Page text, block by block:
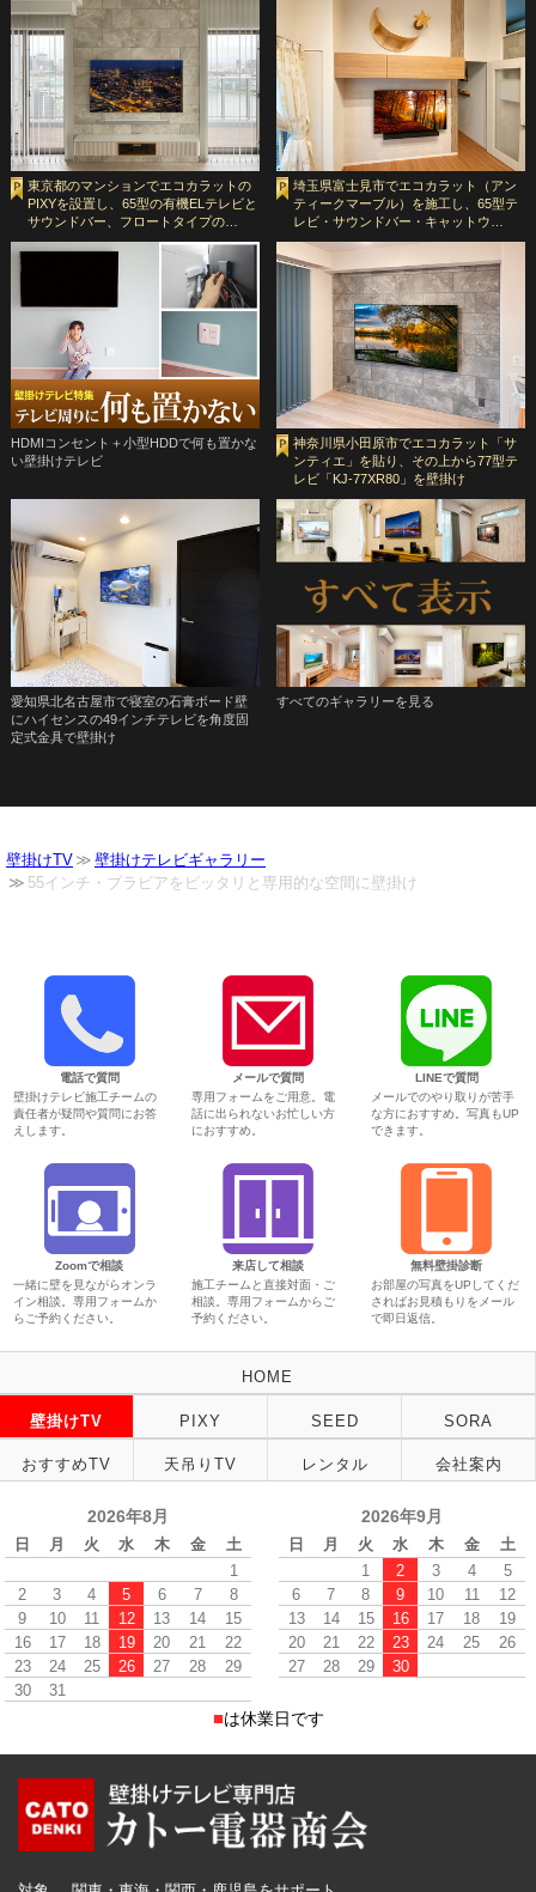
東京都のマンションでエコカラットの
PIXYを設置し、65型の有機ELテレビと
サウンドバー、フロートタイプの…
埼玉県富士見市でエコカラット（アン
ティークマーブル）を施工し、65型テ
レビ・サウンドバー・キャットウ…
HDMIコンセント＋小型HDDで何も置かな
い壁掛けテレビ
神奈川県小田原市でエコカラット「サ
ンティエ」を貼り、その上から77型テ
レビ「KJ-77XR80」を壁掛け
愛知県北名古屋市で寝室の石膏ボード壁
にハイセンスの49インチテレビを角度固
定式金具で壁掛け
すべてのギャラリーを見る
壁掛けTV
壁掛けテレビギャラリー
55インチ・ブラビアをピッタリと専用的な空間に壁掛け
電話で質問
壁掛けテレビ施工チームの
責任者が疑問や質問にお答
えします。
メールで質問
専用フォームをご用意。電
話に出られないお忙しい方
におすすめ。
LINEで質問
メールでのやり取りが苦手
な方におすすめ。写真もUP
できます。
Zoomで相談
一緒に壁を見ながらオンラ
イン相談。専用フォームか
らご予約ください。
来店して相談
施工チームと直接対面・ご
相談。専用フォームからご
予約ください。
無料壁掛診断
お部屋の写真をUPしてくだ
さればお見積もりをメール
で即日返信。
HOME
壁掛けTV PIXY SEED SORA
おすすめTV 天吊りTV レンタル 会社案内
2026年8月
日 月 火 水 木 金
土
1
2
3 4 5 6 7
8
9
10 11 12 13 14
15
16
17 18 19 20 21
22
23
24 25 26 27 28
29
30
31
2026年9月
日 月 火 水 木 金
土
1
2 3 4
5
6
7 8 9 10 11
12
13
14 15 16 17 18
19
20
21 22 23 24 25
26
27
28 29 30
■は休業日です